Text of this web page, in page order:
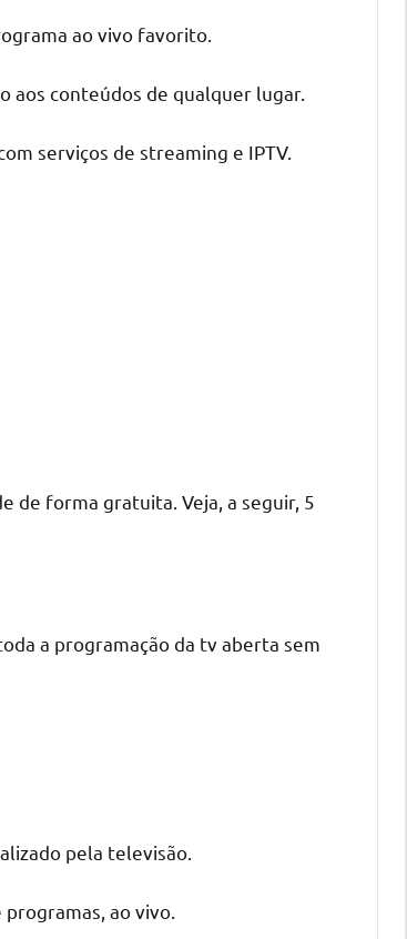
ao vivo favorito.
aos conteúdos de qualquer lugar.
serviços de streaming e IPTV.
de forma gratuita. Veja, a seguir, 5
a programação da tv aberta sem
pela televisão.
ao vivo.